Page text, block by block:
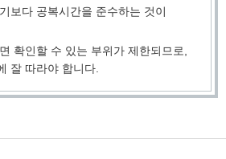
보다 공복시간을 준수하는 것이
확인할 수 있는 부위가 제한되므로,
잘 따라야 합니다.